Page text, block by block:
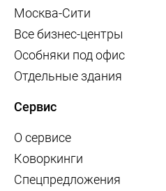
Москва-Сити
Все бизнес-центры
Особняки под офис
Отдельные здания
Сервис
О сервисе
Коворкинги
Спецпредложения